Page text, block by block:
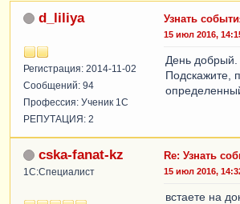
d_liliya
Регистрация: 2014-11-02
Сообщений: 94
Профессия: Ученик 1С
РЕПУТАЦИЯ: 2
Узнать
15 июл 2016,
День добрый.
Подскажите,
cska-fanat-kz
1С:Специалист
Re: Узнать
15 июл 2016,
встаете на